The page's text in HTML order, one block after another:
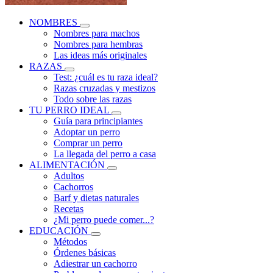
NOMBRES
Nombres para machos
Nombres para hembras
Las ideas más originales
RAZAS
Test: ¿cuál es tu raza ideal?
Razas cruzadas y mestizos
Todo sobre las razas
TU PERRO IDEAL
Guía para principiantes
Adoptar un perro
Comprar un perro
La llegada del perro a casa
ALIMENTACIÓN
Adultos
Cachorros
Barf y dietas naturales
Recetas
¿Mi perro puede comer...?
EDUCACIÓN
Métodos
Órdenes básicas
Adiestrar un cachorro